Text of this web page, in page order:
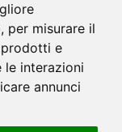
, per misurare il
e
le interazioni
annunci
diritti riservati.